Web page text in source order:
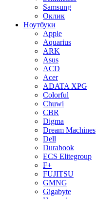
Samsung
Оклик
Ноутбуки
Apple
Aquarius
ARK
Asus
ACD
Acer
ADATA XPG
Colorful
Chuwi
CBR
Digma
Dream Machines
Dell
Durabook
ECS Elitegroup
F+
FUJITSU
GMNG
Gigabyte